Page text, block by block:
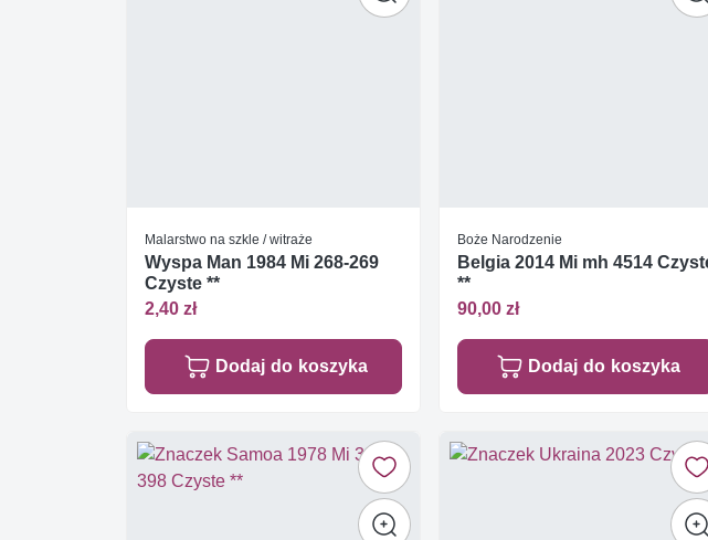
Malarstwo na szkle / witraże
Wyspa Man 1984 Mi 268-269
Czyste **
2,40 zł
Dodaj do koszyka
Boże Narodzenie
Belgia 2014 Mi mh 4514
**
90,00 zł
Dodaj do koszyka